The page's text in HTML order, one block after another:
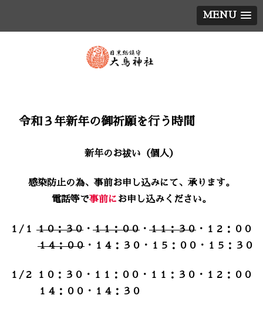
MENU
令和３年新年の御祈願を行う時間
新年のお祓い（個人）
感染防止の為、事前お申し込みにて、承ります。
電話等で事前にお申し込みください。
１/１ １０：３０ ・ １１：００ ・ １１：３０ ・１２：００
１４：００ ・１４：３０・１５：００・１５：３０
１/２ １０：３０・１１：００・１１：３０・１２：００
１４：００・１４：３０